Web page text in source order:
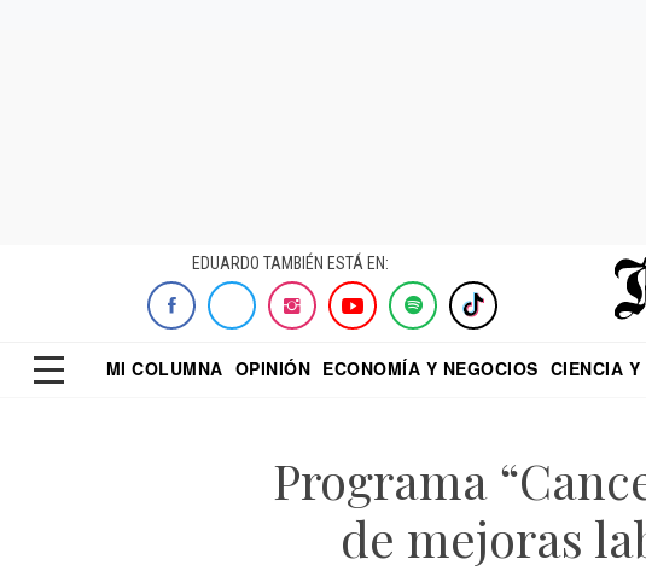
EDUARDO TAMBIÉN ESTÁ EN:
MI COLUMNA OPINIÓN ECONOMÍA Y NEGOCIOS CIENCIA
Programa
de mejoras